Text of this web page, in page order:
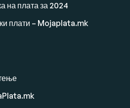
на плата за 2024
плати – Mojaplata.mk